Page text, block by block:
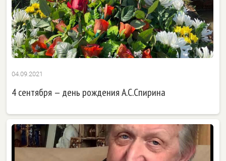
04.09.2021
4 сентября — день рождения А.С.Спирина